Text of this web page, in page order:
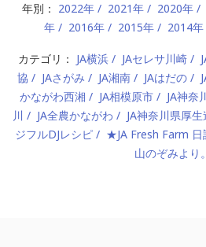
年別： 2022年 2021年 2020年
年
2016年 2015年 2014年
カテゴリ： JA横浜 JAセレサ川崎
協
JAさがみ JA湘南 JAはだの
かながわ西湘
JA相模原市 JA神奈
川
JA全農かながわ JA神奈川県厚生
ジフルDJレシピ
★JA Fresh Farm 日
山のぞみより。